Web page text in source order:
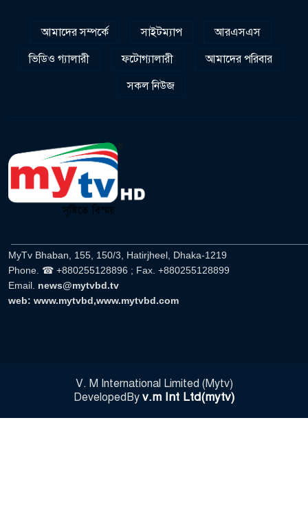
আমাদের সম্পর্কে সাইটম্যাপ
আরএসএস
ভিডিও গ্যালারী
ফটোগ্যালারী
আমাদের পরিবার
সকল নিউজ
MyTv Bhaban, 155, 150/3, Hatirjheel, Dhaka-1219
Phone. ☎ +880255128896 ; Fax. +880255128899
Email. news@mytvbd.tv
web: www.mytvbd,www.mytvbd.com
V. M International Limited (Mytv)
DevelopedBy v.m Int Ltd(mytv)